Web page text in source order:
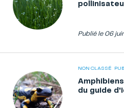
Publié le 06
NON CLASSÉ
du guide